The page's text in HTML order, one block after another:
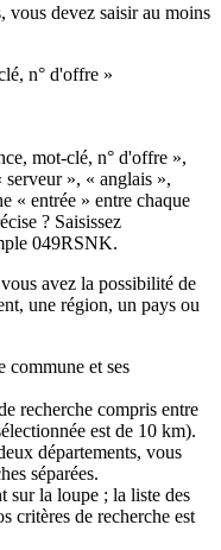
vous devez saisir au moins
n° d'offre »
mot-clé, n° d'offre »,
», « anglais »,
« entrée » entre chaque
? Saisissez
049RSNK.
avez la possibilité de
une région, un pays ou
commune et ses
recherche compris entre
est de 10 km).
départements, vous
séparées.
sur la loupe ; la liste des
critères de recherche est